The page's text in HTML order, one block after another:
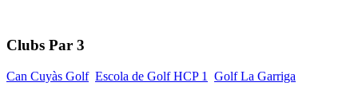
Clubs Par 3
Can Cuyàs Golf Escola de Golf HCP 1 Golf La Garriga